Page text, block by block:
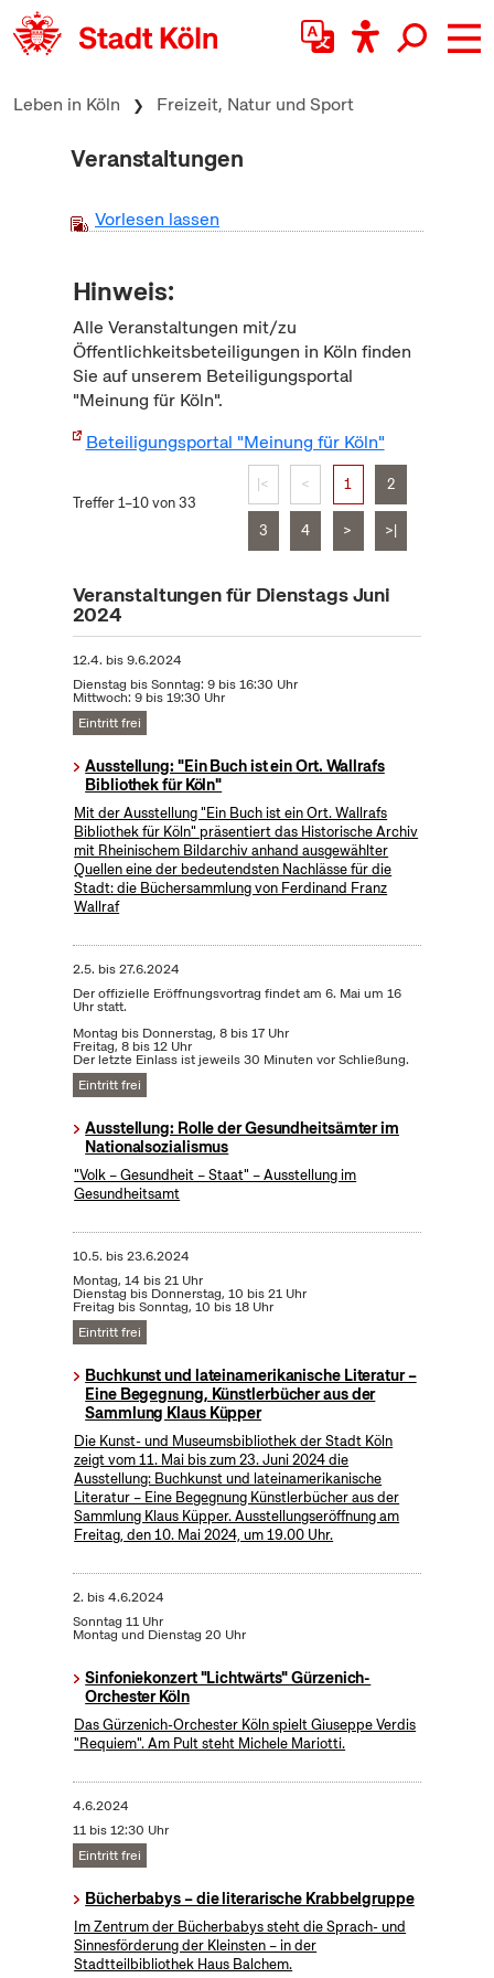
zum Inhalt springen
Leben in Köln Freizeit, Natur und Sport
Veranstaltungen
Vorlesen lassen
Hinweis:
Alle Veranstaltungen mit/zu
Öffentlichkeitsbeteiligungen in Köln finden
Sie auf unserem Beteiligungsportal
"Meinung für Köln".
Beteiligungsportal "Meinung für Köln"
Treffer 1–10 von 33
|< < 1 2
3 4 > >|
Veranstaltungen für Dienstags Juni
2024
12.4. bis9.6.2024
Dienstag bis Sonntag: 9 bis 16:30 Uhr
Mittwoch: 9 bis 19:30 Uhr
Eintritt frei
Ausstellung: "Ein Buch ist ein Ort. Wallrafs
Bibliothek für Köln"
Mit der Ausstellung "Ein Buch ist ein Ort. Wallrafs
Bibliothek für Köln" präsentiert das Historische Archiv
mit Rheinischem Bildarchiv anhand ausgewählter
Quellen eine der bedeutendsten Nachlässe für die
Stadt: die Büchersammlung von Ferdinand Franz
Wallraf
2.5. bis27.6.2024
Der offizielle Eröffnungsvortrag findet am 6. Mai um 16
Uhr statt.
Montag bis Donnerstag, 8 bis 17 Uhr
Freitag, 8 bis 12 Uhr
Der letzte Einlass ist jeweils 30 Minuten vor Schließung.
Eintritt frei
Ausstellung: Rolle der Gesundheitsämter im
Nationalsozialismus
"Volk – Gesundheit – Staat" – Ausstellung im
Gesundheitsamt
10.5. bis23.6.2024
Montag, 14 bis 21 Uhr
Dienstag bis Donnerstag, 10 bis 21 Uhr
Freitag bis Sonntag, 10 bis 18 Uhr
Eintritt frei
Buchkunst und lateinamerikanische Literatur –
Eine Begegnung, Künstlerbücher aus der
Sammlung Klaus Küpper
Die Kunst- und Museumsbibliothek der Stadt Köln
zeigt vom 11. Mai bis zum 23. Juni 2024 die
Ausstellung: Buchkunst und lateinamerikanische
Literatur – Eine Begegnung Künstlerbücher aus der
Sammlung Klaus Küpper. Ausstellungseröffnung am
Freitag, den 10. Mai 2024, um 19.00 Uhr.
2. bis4.6.2024
Sonntag 11 Uhr
Montag und Dienstag 20 Uhr
Sinfoniekonzert "Lichtwärts" Gürzenich-
Orchester Köln
Das Gürzenich-Orchester Köln spielt Giuseppe Verdis
"Requiem". Am Pult steht Michele Mariotti.
4.6.2024
11 bis 12:30 Uhr
Eintritt frei
Bücherbabys – die literarische Krabbelgruppe
Im Zentrum der Bücherbabys steht die Sprach- und
Sinnesförderung der Kleinsten – in der
Stadtteilbibliothek Haus Balchem.